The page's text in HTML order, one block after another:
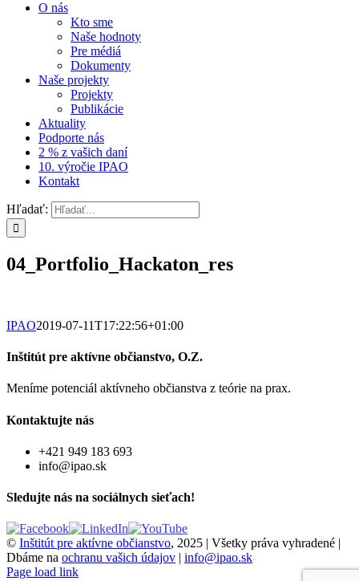
O nás
Kto sme
Naše hodnoty
Pre médiá
Dokumenty
Naše projekty
Projekty
Publikácie
Aktuality
Podporte nás
2 % z vašich daní
10. výročie IPAO
Kontakt
Hľadať:
04_Portfolio_Hackaton_res
IPAO2019-07-11T17:22:56+01:00
Inštitút pre aktívne občianstvo, O.Z.
Meníme potenciál aktívneho občianstva z teórie na prax.
Kontaktujte nás
+421 949 183 693
info@ipao.sk
Sledujte nás na sociálnych sieťach!
© Inštitút pre aktívne občianstvo, 2025 | Všetky práva vyhradené |
Dbáme na ochranu vašich údajov | info@ipao.sk
Page load link